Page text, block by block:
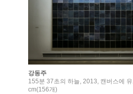
강동주
155분 37초의 하늘, 2013, 캔버스에
cm(156개)